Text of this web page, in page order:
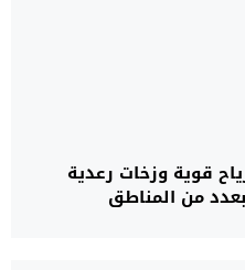
قوية وزخات رعدية
من المناطق